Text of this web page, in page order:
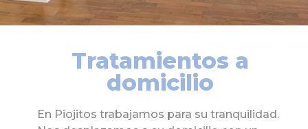
Tratamientos a
domicilio
En Piojitos trabajamos para su tranquilidad.